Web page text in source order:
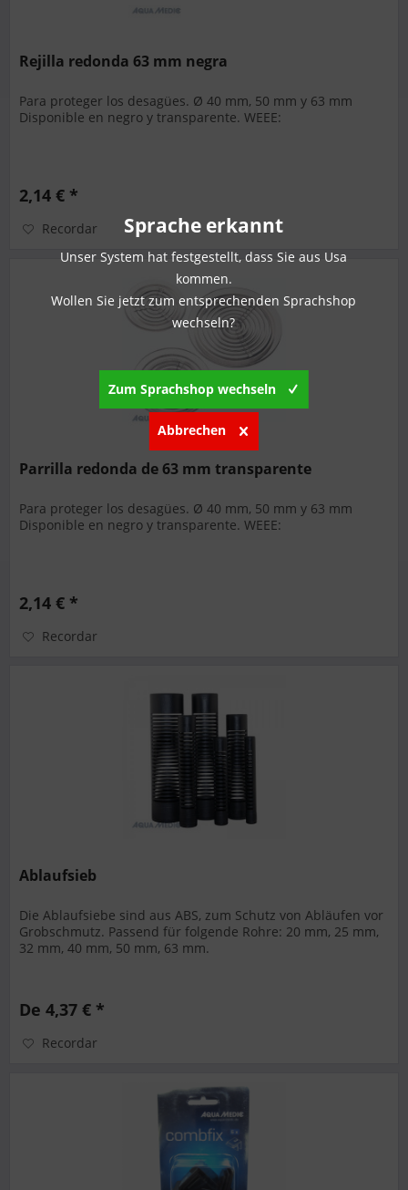
Rejilla redonda 63 mm negra
Para proteger los desagües. Ø 40 mm, 50 mm y 63 mm
Disponible en negro y transparente. WEEE:
2,14 € *
Recordar
Parrilla redonda de 63 mm transparente
Para proteger los desagües. Ø 40 mm, 50 mm y 63 mm
Disponible en negro y transparente. WEEE:
2,14 € *
Recordar
Ablaufsieb
Die Ablaufsiebe sind aus ABS, zum Schutz von Abläufen vor
Grobschmutz. Passend für folgende Rohre: 20 mm, 25 mm,
32 mm, 40 mm, 50 mm, 63 mm.
De 4,37 € *
Recordar
Sprache erkannt
Unser System hat festgestellt, dass Sie aus Usa
kommen.
Wollen Sie jetzt zum entsprechenden Sprachshop
wechseln?
Zum Sprachshop wechseln
Abbrechen